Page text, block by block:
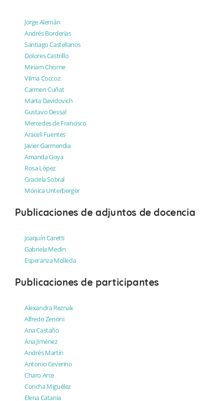
Jorge Alemán
Andrés Borderías
Santiago Castellanos
Dolores Castrillo
Miriam Chorne
Vilma Coccoz
Carmen Cuñat
Marta Davidovich
Gustavo Dessal
Mercedes de Francisco
Araceli Fuentes
Javier Garmendia
Amanda Goya
Rosa López
Graciela Sobral
Mónica Unterberger
Publicaciones de adjuntos de docencia
Joaquín Caretti
Gabriela Medin
Esperanza Molleda
Publicaciones de participantes
Alexandra Reznak
Alfredo Zenoni
Ana Castaño
Ana Jiménez
Andrés Martín
Antonio Ceverino
Charo Arce
Concha Miguélez
Elena Catania